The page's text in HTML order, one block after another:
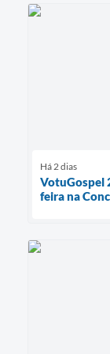
Há 2 dias
VotuGospel
feira na